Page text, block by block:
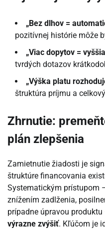
„Bez dlhov =
pozitívnej histórie môže
„Viac dopytov =
tvrdých dotazov
„Výška platu
štruktúra príjmu a
Zhrnutie:
plán zlepšenia
Zamietnutie žiadosti je
štruktúre financovania
Systematickým prístupom
znížením zadlženia,
prípadne úpravou
výrazne zvýšiť. Kľúčom je